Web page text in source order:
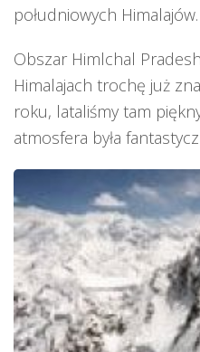
południowych Himalajów.
Obszar Himlchal
Himalajach trochę już
roku, lataliśmy tam
atmosfera była